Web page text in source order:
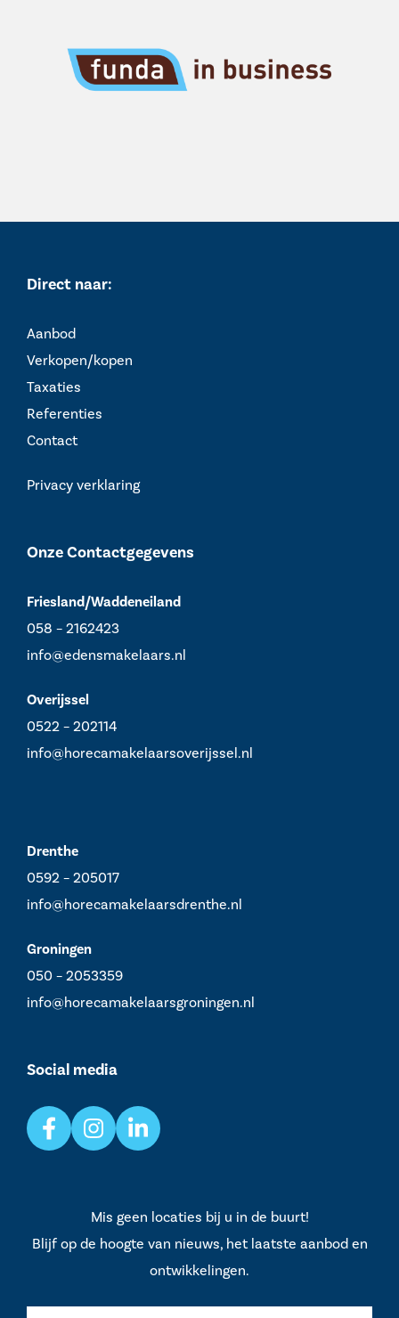
Direct naar:
Aanbod
Verkopen/kopen
Taxaties
Referenties
Contact
Privacy verklaring
Onze Contactgegevens
Friesland/Waddeneiland
058 – 2162423
info@edensmakelaars.nl
Overijssel
0522 – 202114
info@horecamakelaarsoverijssel.nl
Drenthe
0592 – 205017
info@horecamakelaarsdrenthe.nl
Groningen
050 – 2053359
info@horecamakelaarsgroningen.nl
Social media
Mis geen locaties bij u in de buurt!
Blijf op de hoogte van nieuws, het laatste aanbod en
ontwikkelingen.